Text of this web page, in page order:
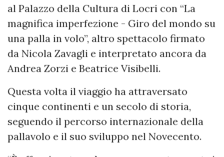
al Palazzo della Cultura di Locri con “La
magnifica imperfezione - Giro del mondo su
una palla in volo”, altro spettacolo firmato
da Nicola Zavagli e interpretato ancora da
Andrea Zorzi e Beatrice Visibelli.
Questa volta il viaggio ha attraversato
cinque continenti e un secolo di storia,
seguendo il percorso internazionale della
pallavolo e il suo sviluppo nel Novecento.